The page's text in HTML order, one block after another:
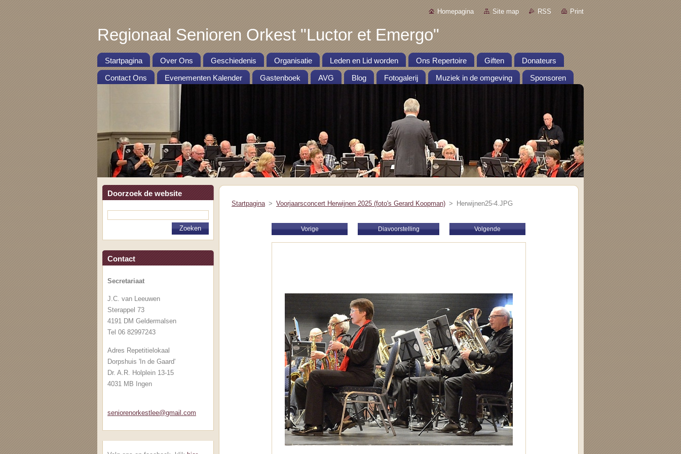
Homepagina Site map RSS Print
Regionaal Senioren Orkest "Luctor et Emergo"
Startpagina Over Ons Geschiedenis Organisatie Leden en Lid worden Ons Repertoire Giften Donateurs
Contact Ons Evenementen Kalender Gastenboek AVG Blog Fotogalerij Muziek in de omgeving Sponsoren
Doorzoek de website
Contact
Secretariaat
J.C. van Leeuwen
Sterappel 73
4191 DM Geldermalsen
Tel 06 82997243
Adres Repetitielokaal
Dorpshuis 'In de Gaard'
Dr. A.R. Holplein 13-15
4031 MB Ingen
seniorenorkestlee@gmail. com
Startpagina > Voorjaarsconcert Herwijnen 2025 (foto's Gerard Koopman) > Herwijnen25-4.JPG
Vorige Diavoorstelling Volgende